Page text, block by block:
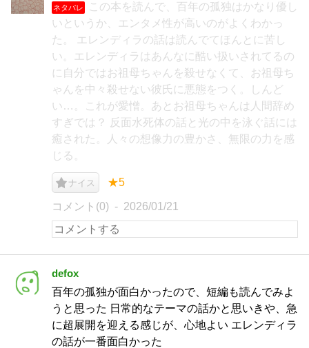
ネタバレ
この本を読んで、百年の孤独はかなり優し
いというか、エンタメ性が高いのがよくわかっ
た。 エレンディラの話は読んでてほんとに苦し
い。エレンディラはあんなに酷い扱いされてるの
に自分ではお祖母ちゃんを殺せなくて、お祖母ち
ゃんを中々殺せない彼氏に悪態をつく。しんど
い…。これが愛憎。あとお祖母ちゃんは人間辞め
すぎでは？ 反面水死体の話と光の中を泳ぐ話には
癒された。人々の想像力の豊かさ、無限の力を感
じる。
ナイス ★5
コメント(0) 2026/01/21
defox
百年の孤独が面白かったので、短編も読んでみよ
うと思った 日常的なテーマの話かと思いきや、急
に超展開を迎える感じが、心地よい エレンディラ
の話が一番面白かった